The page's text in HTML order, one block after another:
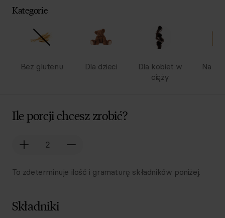
Kategorie
Bez glutenu Dla dzieci
Dla kobiet w
ciąży
Na
Ile porcji chcesz zrobić?
To zdeterminuje ilość i gramaturę składników poniżej.
Składniki